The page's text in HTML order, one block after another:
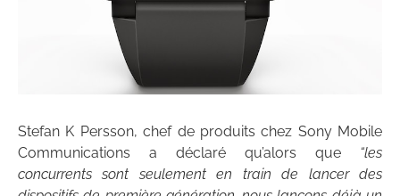
Stefan K Persson, chef de produits chez Sony Mobile
Communications a déclaré qu’alors que “les
concurrents sont seulement en train de lancer des